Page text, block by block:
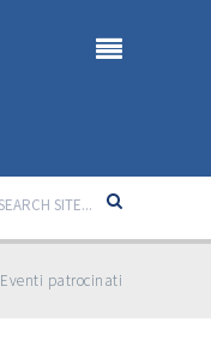
Eventi patrocinati